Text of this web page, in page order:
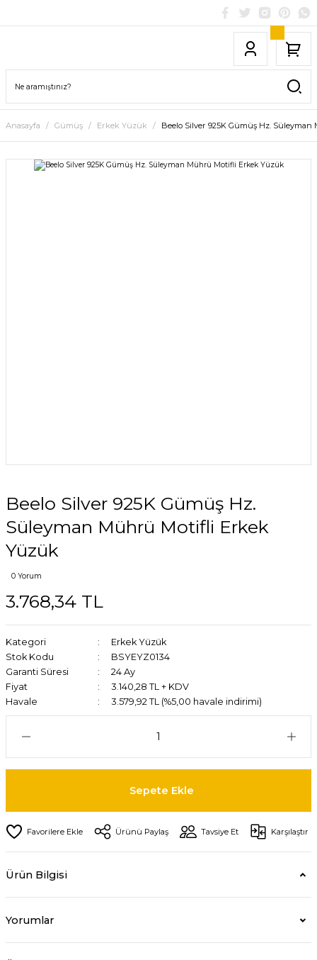
Anasayfa Gümüş Erkek Yüzük Beelo Silver 925K Gümüş Hz.
Beelo Silver 925K Gümüş Hz.
Süleyman Mührü Motifli Erkek
Yüzük
0 Yorum
3.768,34 TL
Kategori
Erkek Yüzük
Stok Kodu
BSYEYZ0134
Garanti Süresi
24 Ay
Fiyat
3.140,28 TL + KDV
Havale
3.579,92 TL (%5,00 havale indirimi)
Sepete Ekle
Ürünü Paylaş Tavsiye Et Karşılaştır
Ürün Bilgisi
Yorumlar